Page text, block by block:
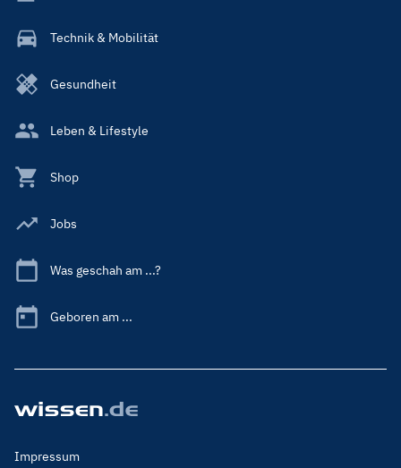
Technik & Mobilität
Gesundheit
Leben & Lifestyle
Shop
Jobs
Was geschah am ...?
Geboren am ...
Footer
Impressum